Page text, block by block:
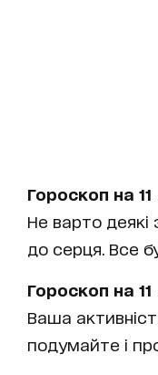
Гороскоп на
Не варто
до серця. Все
Гороскоп на
Ваша
подумайте і